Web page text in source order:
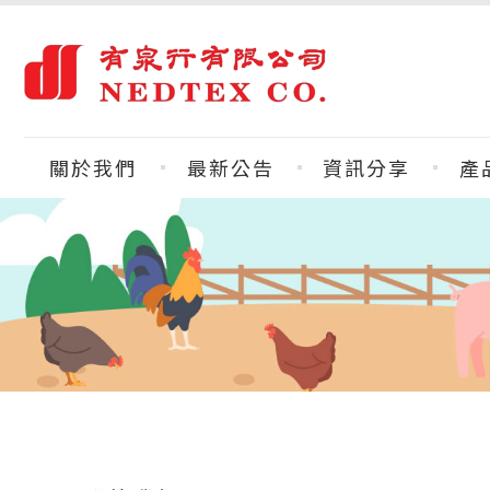
關於我們 最新公告 資訊分享 產